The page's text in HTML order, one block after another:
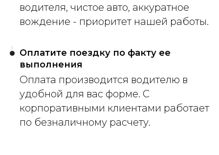
водителя, чистое авто, аккуратное
вождение - приоритет нашей работы.
Оплатите поездку по факту ее
выполнения
Оплата производится водителю в
удобной для вас форме. С
корпоративными клиентами работает
по безналичному расчету.